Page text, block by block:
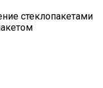
стеклопакетами